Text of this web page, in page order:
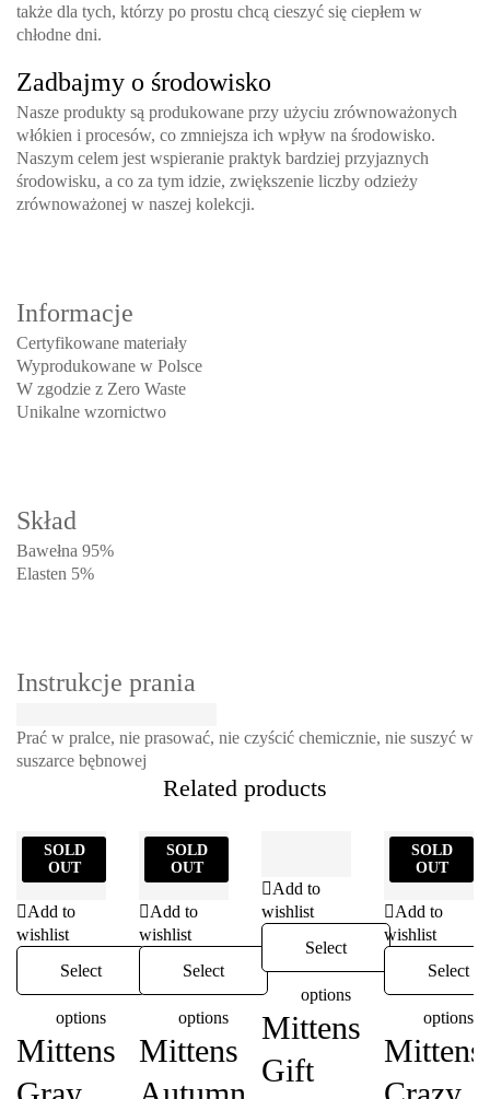
także dla tych, którzy po prostu chcą cieszyć się ciepłem w
chłodne dni.
Zadbajmy o środowisko
Nasze produkty są produkowane przy użyciu zrównoważonych
włókien i procesów, co zmniejsza ich wpływ na środowisko.
Naszym celem jest wspieranie praktyk bardziej przyjaznych
środowisku, a co za tym idzie, zwiększenie liczby odzieży
zrównoważonej w naszej kolekcji.
Informacje
Certyfikowane materiały
Wyprodukowane w Polsce
W zgodzie z Zero Waste
Unikalne wzornictwo
Skład
Bawełna 95%
Elasten 5%
Instrukcje prania
Prać w pralce, nie prasować, nie czyścić chemicznie, nie suszyć w
suszarce bębnowej
Related products
SOLD
OUT
Add to
wishlist
Select
options
Mittens
SOLD
OUT
Add to
wishlist
Select
options
Mittens
Add to
wishlist
Select
options
Mittens
Gift
SOLD
OUT
Add to
wishlist
Select
options
Mittens